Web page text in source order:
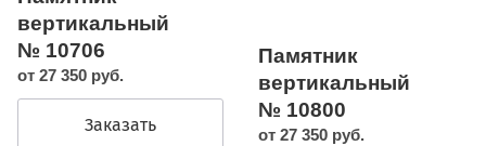
вертикальный
№ 10706
от 27 350 руб.
Заказать
Памятник
вертикальный
№ 10800
от 27 350 руб.